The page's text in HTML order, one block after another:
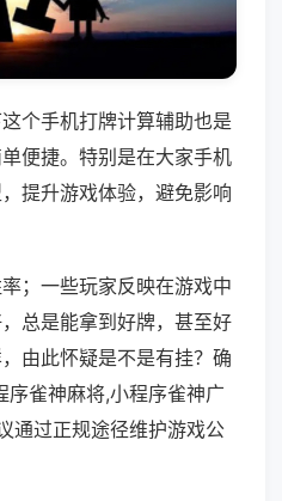
个手机打牌计算辅助也是
便捷。特别是在大家手机
提升游戏体验，避免影响
；一些玩家反映在游戏中
总是能拿到好牌，甚至好
由此怀疑是不是有挂？确
雀神麻将,小程序雀神广
通过正规途径维护游戏公